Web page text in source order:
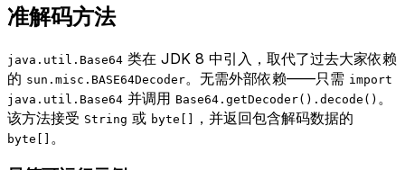
准解码方法
java.util.Base64 类在 JDK 8 中引入，取代了过去大家依赖
的 sun.misc.BASE64Decoder。无需外部依赖——只需 import
java.util.Base64 并调用 Base64.getDecoder().decode() 。
该方法接受 String 或 byte[] ，并返回包含解码数据的
byte[] 。